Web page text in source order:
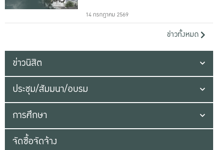
14 กรกฎาคม 2569
ข่าวทั้งหมด
ข่าวนิสิต
ประชุม/สัมมนา/อบรม
การศึกษา
จัดซื้อจัดจ้าง